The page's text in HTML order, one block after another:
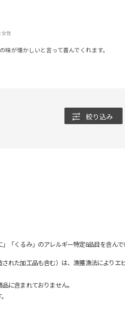
女性
味が懐かしいと言って喜んでくれます。
絞り込み
「くるみ」のアレルギー特定8品目を含んで
た加工品も含む）は、漁獲漁法により
に含まれておりません。